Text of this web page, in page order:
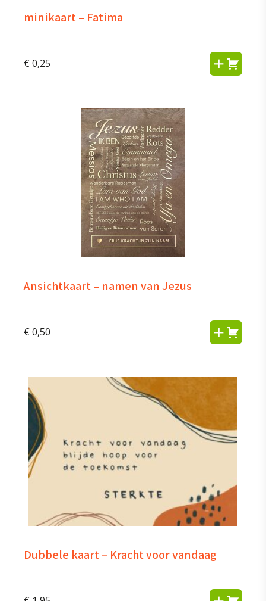
minikaart – Fatima
€ 0,25
Ansichtkaart – namen van Jezus
€ 0,50
Dubbele kaart – Kracht voor vandaag